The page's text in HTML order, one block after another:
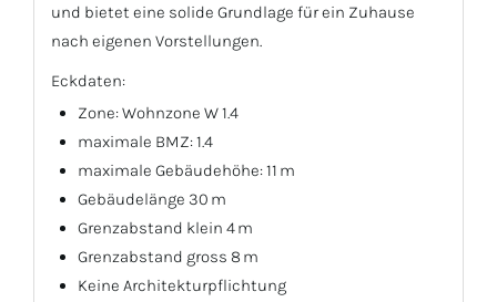
und bietet eine solide Grundlage für ein Zuhause
nach eigenen Vorstellungen.
Eckdaten:
Zone: Wohnzone W 1.4
maximale BMZ: 1.4
maximale Gebäudehöhe: 11 m
Gebäudelänge 30 m
Grenzabstand klein 4 m
Grenzabstand gross 8 m
Keine Architekturpflichtung